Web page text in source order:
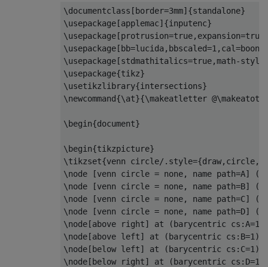
\documentclass [border=3mm]{standalone}
\usepackage[applemac]{inputenc}
\usepackage[protrusion=true,expansion=true
\usepackage[bb=lucida,bbscaled=1,cal=
\usepackage[stdmathitalics=true,math-style
\usepackage{tikz}
\usetikzlibrary{intersections}
\newcommand{\at}{\makeatletter @
\begin{document}
\begin{tikzpicture}
\tikzset{venn circle/.style={
\node
[venn circle = none, name path=A] (
\node
[venn circle = none, name path=B] (
\node
[venn circle = none, name path=C] (
\node
[venn circle = none, name path=D] (
\node[above right] at (barycentric cs:A=1
\node[above left] at (barycentric cs:B=1 )
\node[below left] at (barycentric cs:C=1 )
\node[below right] at (barycentric cs:D=1